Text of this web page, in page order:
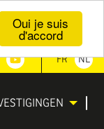
Oui je suis
d'accord
Youtube
FR NL